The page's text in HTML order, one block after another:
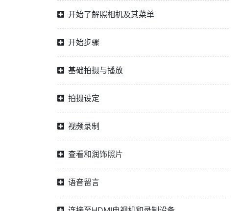
开始了解照相机及其菜单
开始步骤
基础拍摄与播放
拍摄设定
视频录制
查看和润饰照片
语音留言